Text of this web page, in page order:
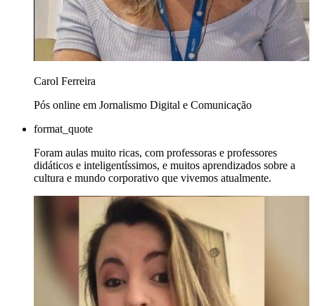
Carol Ferreira
Pós online em Jornalismo Digital e Comunicação
format_quote
Foram aulas muito ricas, com professoras e professores
didáticos e inteligentíssimos, e muitos aprendizados sobre a
cultura e mundo corporativo que vivemos atualmente.